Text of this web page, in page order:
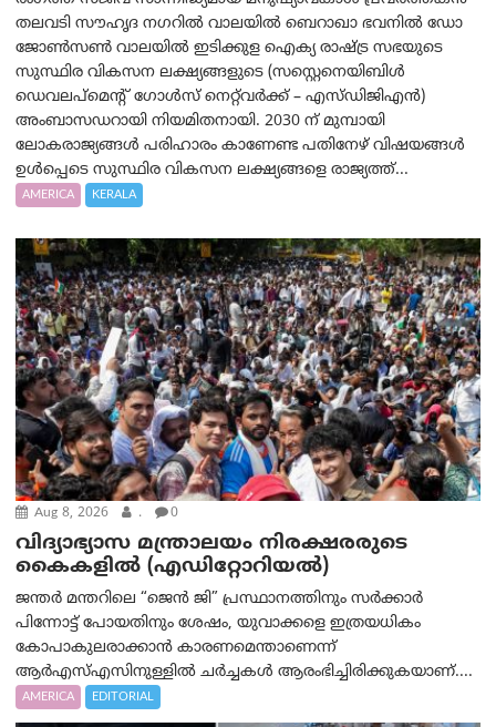
തലവടി സൗഹൃദ നഗറിൽ വാലയിൽ ബെറാഖാ ഭവനിൽ ഡോ
ജോൺസൺ വാലയിൽ ഇടിക്കുള ഐക്യ രാഷ്ട്ര സഭയുടെ
സുസ്ഥിര വികസന ലക്ഷ്യങ്ങളുടെ (സസ്റ്റെനെയിബിൾ
ഡെവലപ്‌മെന്റ് ഗോൾസ് നെറ്റ്‌വർക്ക് – എസ്ഡിജിഎൻ)
അംബാസഡറായി നിയമിതനായി. 2030 ന് മുമ്പായി
ലോകരാജ്യങ്ങൾ പരിഹാരം കാണേണ്ട പതിനേഴ് വിഷയങ്ങൾ
ഉൾപ്പെടെ സുസ്ഥിര വികസന ലക്ഷ്യങ്ങളെ രാജ്യത്ത്...
AMERICA KERALA
Aug 8, 2026 . 0
വിദ്യാഭ്യാസ മന്ത്രാലയം നിരക്ഷരരുടെ
കൈകളിൽ (എഡിറ്റോറിയല്‍)
ജന്തർ മന്തറിലെ “ജെൻ ജി” പ്രസ്ഥാനത്തിനും സർക്കാർ
പിന്നോട്ട് പോയതിനും ശേഷം, യുവാക്കളെ ഇത്രയധികം
കോപാകുലരാക്കാൻ കാരണമെന്താണെന്ന്
ആർ‌എസ്‌എസിനുള്ളിൽ ചർച്ചകൾ ആരംഭിച്ചിരിക്കുകയാണ്....
AMERICA EDITORIAL